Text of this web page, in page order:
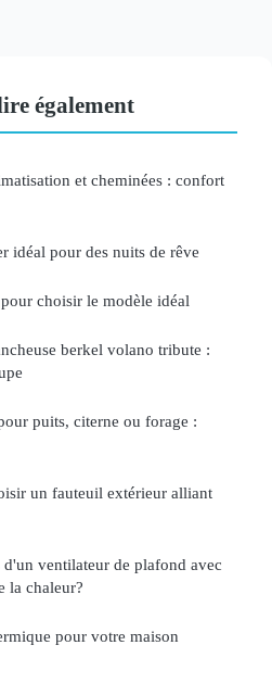
également
et cheminées : confort
idéal pour des nuits de rêve
choisir le modèle idéal
berkel volano tribute :
puits, citerne ou forage :
un fauteuil extérieur alliant
d'un ventilateur de plafond avec
la chaleur?
pour votre maison